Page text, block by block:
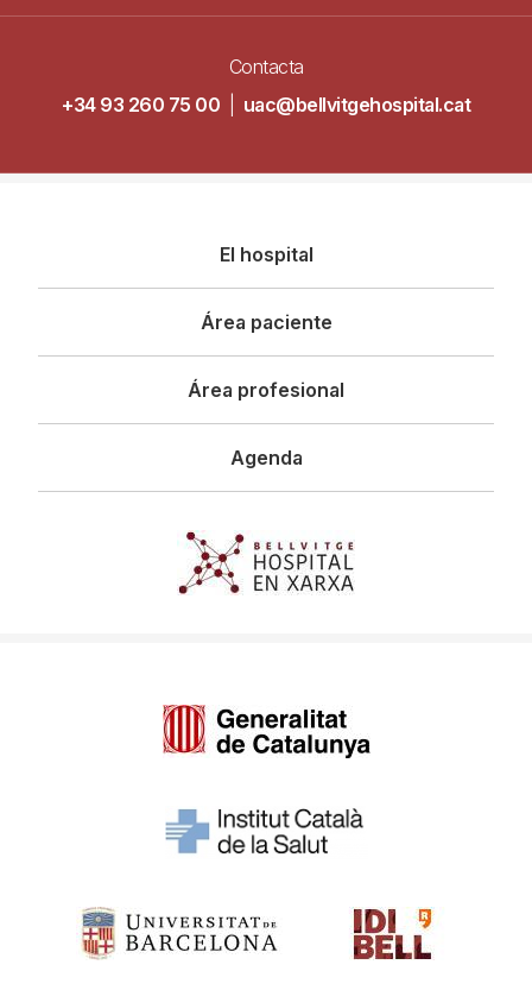
Contacta
+34 93 260 75 00
uac@bellvitgehospital.cat
principal
El hospital
Área paciente
Área profesional
Agenda